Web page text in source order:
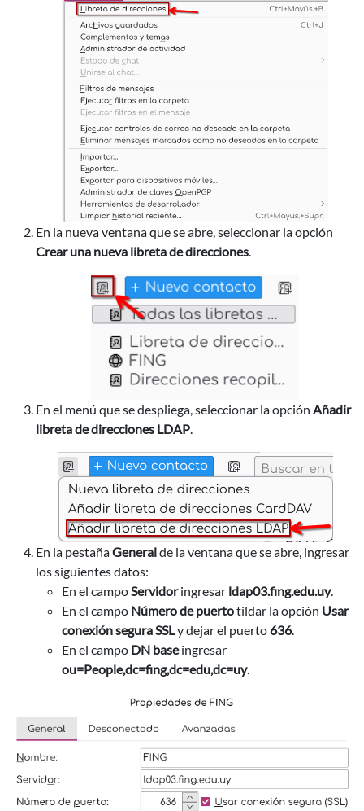
En la nueva ventana que se abre, seleccionar la opción
Crear una nueva libreta de direcciones
En el menú que se despliega, seleccionar la opción Añadir
libreta de direcciones LDAP
En la pestañaGeneralde la ventana que se abre, ingresar
los siguientes datos:
En el campo Servidoringresar ldap03.fing.edu.uy.
En el campo Número de puertotildar la opción Usar
conexión segura SSL y dejar el puerto 636.
En el campo DN baseingresar
ou=People,dc=fing,dc=edu,dc=uy.